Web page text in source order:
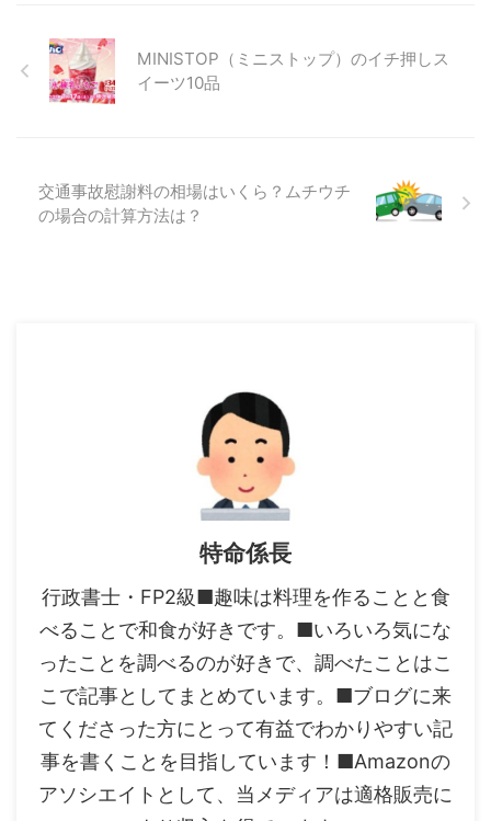
MINISTOP（ミニストップ）のイチ押しス
イーツ10品
交通事故慰謝料の相場はいくら？ムチウチ
の場合の計算方法は？
特命係長
行政書士・FP2級■趣味は料理を作ることと食
べることで和食が好きです。■いろいろ気にな
ったことを調べるのが好きで、調べたことはこ
こで記事としてまとめています。■ブログに来
てくださった方にとって有益でわかりやすい記
事を書くことを目指しています！■Amazonの
アソシエイトとして、当メディアは適格販売に